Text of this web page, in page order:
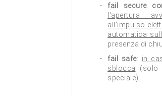
fail secure
l'apertura
all'impulso
automatica
presenza di
fail safe: in
sblocca (solo
speciale).